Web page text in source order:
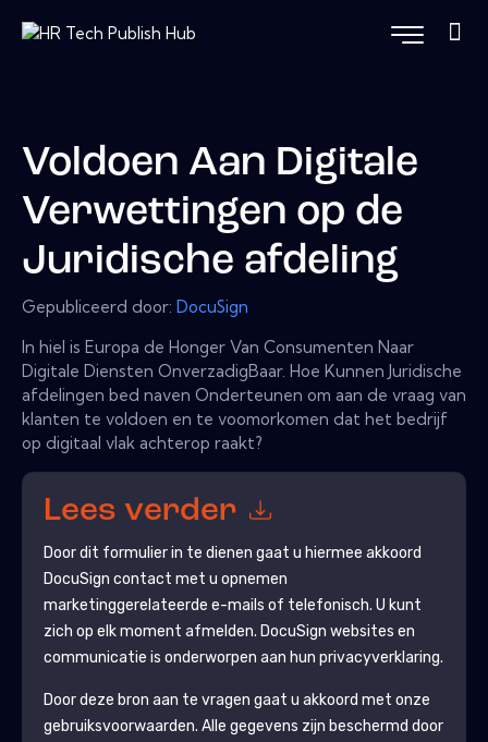
Voldoen Aan Digitale
Verwettingen op de
Juridische afdeling
Gepubliceerd door: DocuSign
In hiel is Europa de Honger Van Consumenten Naar
Digitale Diensten OnverzadigBaar. Hoe Kunnen Juridische
afdelingen bed naven Onderteunen om aan de vraag van
klanten te voldoen en te voomorkomen dat het bedrijf
op digitaal vlak achterop raakt?
Lees verder
Door dit formulier in te dienen gaat u hiermee akkoord
DocuSign contact met u opnemen
marketinggerelateerde e-mails of telefonisch. U kunt
zich op elk moment afmelden. DocuSign websites en
communicatie is onderworpen aan hun privacyverklaring.
Door deze bron aan te vragen gaat u akkoord met onze
gebruiksvoorwaarden. Alle gegevens zijn beschermd door